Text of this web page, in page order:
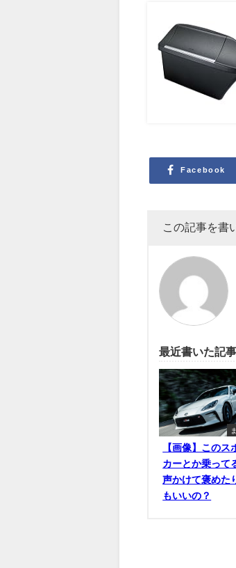
Facebook
この記事を書
最近書いた記事
【画像】このス
カーとか乗って
声かけて褒めた
もいいの？